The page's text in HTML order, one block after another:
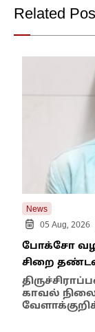
Related
News
05 Aug, 2026
போக்சோ
சிறை
காவல்